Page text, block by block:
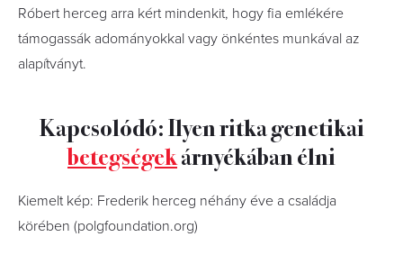
Róbert herceg arra kért mindenkit, hogy fia emlékére
támogassák adományokkal vagy önkéntes munkával az
alapítványt.
Kapcsolódó: Ilyen ritka genetikai
betegségekárnyékában élni
Kiemelt kép: Frederik herceg néhány éve a családja
körében (polgfoundation.org)